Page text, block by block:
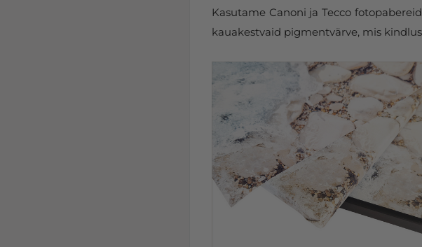
Kasutame Canoni ja Tecco
kauakestvaid pigmentvärve, mis